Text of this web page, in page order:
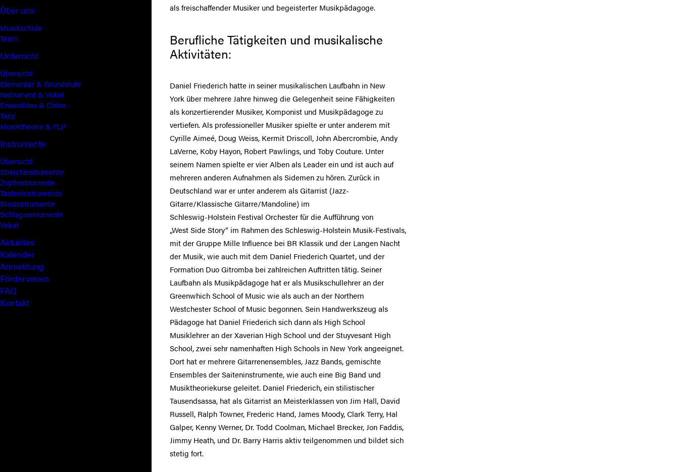
Über uns
Musikschule
Team
Unterricht
Übersicht
Elementar & Grundstufe
Instrument & Vokal
Ensembles & Chöre
Tanz
Musiktheorie & FLP
Instrumente
Übersicht
Streichinstrumente
Zupfinstrumente
Tasteninstrumente
Blasinstrumente
Schlaginstrumente
Vokal
Aktuelles
Kalender
Anmeldung
Förderverein
FAQ
Kontakt
als freischaffender Musiker und begeisterter Musikpädagoge.
Berufliche Tätigkeiten und musikalische
Aktivitäten:
Daniel Friederich hatte in seiner musikalischen Laufbahn in New
York über mehrere Jahre hinweg die Gelegenheit seine Fähigkeiten
als konzertierender Musiker, Komponist und Musikpädagoge zu
vertiefen. Als professioneller Musiker spielte er unter anderem mit
Cyrille Aimeé, Doug Weiss, Kermit Driscoll, John Abercrombie, Andy
LaVerne, Koby Hayon, Robert Pawlings, und Toby Couture. Unter
seinem Namen spielte er vier Alben als Leader ein und ist auch auf
mehreren anderen Aufnahmen als Sidemen zu hören. Zurück in
Deutschland war er unter anderem als Gitarrist (Jazz-
Gitarre/Klassische Gitarre/Mandoline) im
Schleswig-Holstein Festival Orchester für die Aufführung von
„West Side Story“ im Rahmen des Schleswig-Holstein Musik-Festivals,
mit der Gruppe Mille Influence bei BR Klassik und der Langen Nacht
der Musik, wie auch mit dem Daniel Friederich Quartet, und der
Formation Duo Gitromba bei zahlreichen Auftritten tätig. Seiner
Laufbahn als Musikpädagoge hat er als Musikschullehrer an der
Greenwhich School of Music wie als auch an der Northern
Westchester School of Music begonnen. Sein Handwerkszeug als
Pädagoge hat Daniel Friederich sich dann als High School
Musiklehrer an der Xaverian High School und der Stuyvesant High
School, zwei sehr namenhaften High Schools in New York angeeignet.
Dort hat er mehrere Gitarrenensembles, Jazz Bands, gemischte
Ensembles der Saiteninstrumente, wie auch eine Big Band und
Musiktheoriekurse geleitet. Daniel Friederich, ein stilistischer
Tausendsassa, hat als Gitarrist an Meisterklassen von Jim Hall, David
Russell, Ralph Towner, Frederic Hand, James Moody, Clark Terry, Hal
Galper, Kenny Werner, Dr. Todd Coolman, Michael Brecker, Jon Faddis,
Jimmy Heath, und Dr. Barry Harris aktiv teilgenommen und bildet sich
stetig fort.